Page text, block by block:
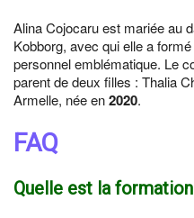
Alina Cojocaru est mariée au
Kobborg, avec qui elle a
personnel emblématique. Le
parent de deux filles : Thalia
Armelle, née en2020.
FAQ
Quelle est la